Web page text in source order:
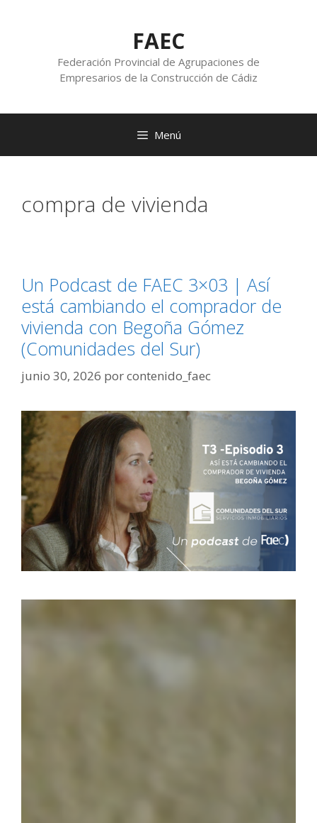
FAEC
Federación Provincial de Agrupaciones de
Empresarios de la Construcción de Cádiz
Menú
compra de vivienda
Un Podcast de FAEC 3×03 | Así
está cambiando el comprador de
vivienda con Begoña Gómez
(Comunidades del Sur)
junio 30, 2026 porcontenido_faec